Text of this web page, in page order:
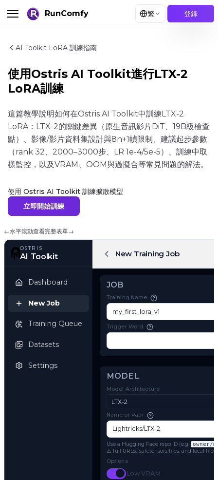
RunComfy 繁 登錄
AI Toolkit LoRA 訓練指南
使用Ostris AI Toolkit進行LTX-2
LoRA訓練
這篇教學說明如何在Ostris AI Toolkit中訓練LTX-2
LoRA：LTX-2的關鍵差異（原生音訊影片DiT、19B級檢查
點）、影像/影片資料集設計與8n+1幀限制、建議起步參數
（rank 32、2000–3000步、LR 1e-4/5e-5）、訓練中取
樣監控，以及VRAM、OOM與過擬合等常見問題的解法。
使用 Ostris AI Toolkit 訓練擴散模型
立即開始訓練
←水平滾動查看完整表單→
AI Toolkit
JOB
Training Name
MODEL
Model Architecture
LTX-2
Name or Path